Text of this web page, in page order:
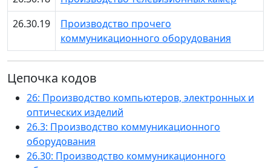
26.30.19
Производство прочего
коммуникационного оборудования
Цепочка кодов
26: Производство компьютеров, электронных и
оптических изделий
26.3: Производство коммуникационного
оборудования
26.30: Производство коммуникационного